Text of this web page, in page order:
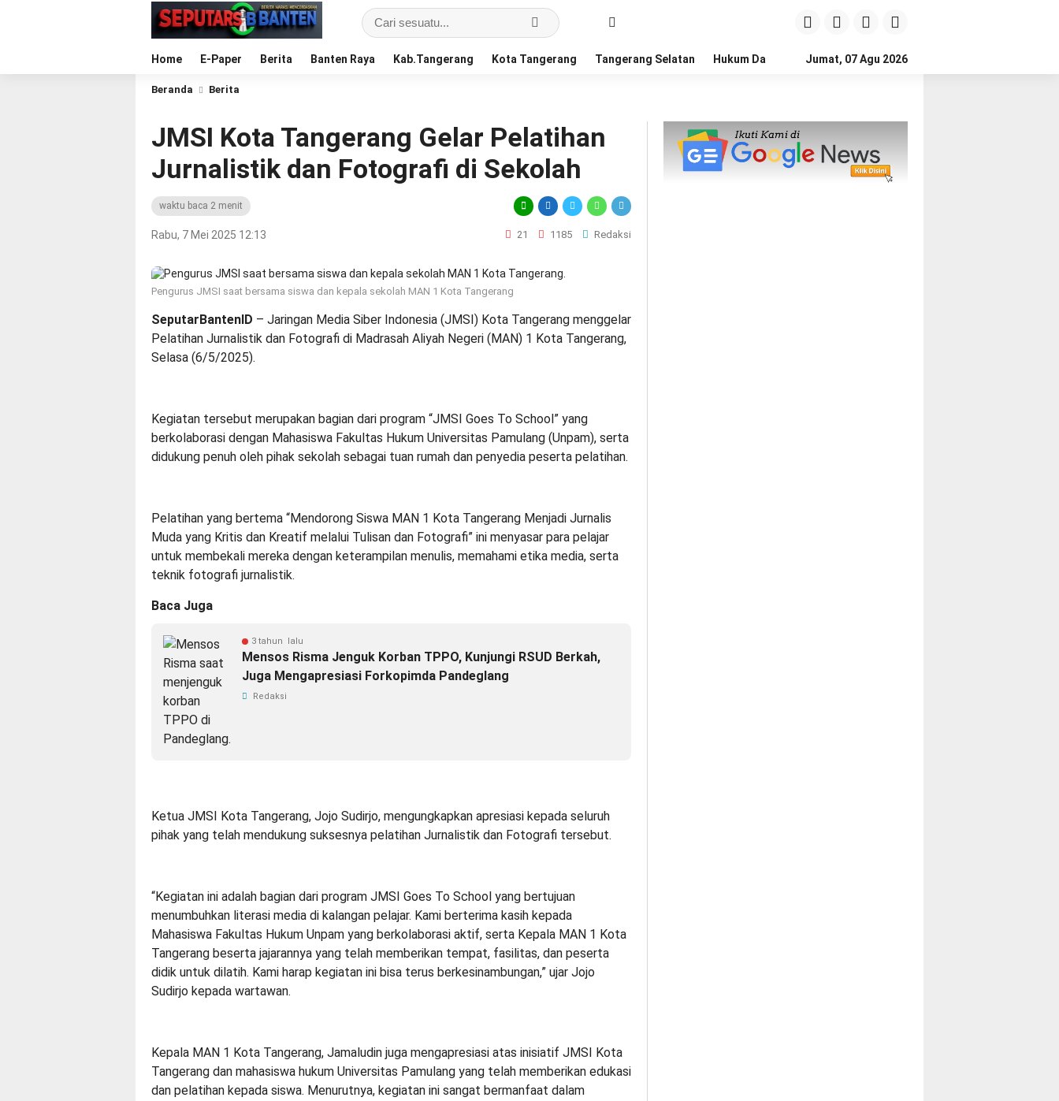
Home E-Paper Berita Banten Raya Kab.Tangerang Kota Tangerang Tangerang Selatan Hukum Dan Kriminal Politik Pendidikan
Jumat, 07 Agu 2026
Beranda Berita
JMSI Kota Tangerang Gelar Pelatihan
Jurnalistik dan Fotografi di Sekolah
waktu baca 2 menit
Rabu, 7 Mei 2025 12:13 21 1185 Redaksi
Pengurus JMSI saat bersama siswa dan kepala sekolah MAN 1 Kota Tangerang
SeputarBantenID – Jaringan Media Siber Indonesia (JMSI) Kota Tangerang menggelar
Pelatihan Jurnalistik dan Fotografi di Madrasah Aliyah Negeri (MAN) 1 Kota Tangerang,
Selasa (6/5/2025).
Kegiatan tersebut merupakan bagian dari program “JMSI Goes To School” yang
berkolaborasi dengan Mahasiswa Fakultas Hukum Universitas Pamulang (Unpam), serta
didukung penuh oleh pihak sekolah sebagai tuan rumah dan penyedia peserta pelatihan.
Pelatihan yang bertema “Mendorong Siswa MAN 1 Kota Tangerang Menjadi Jurnalis
Muda yang Kritis dan Kreatif melalui Tulisan dan Fotografi” ini menyasar para pelajar
untuk membekali mereka dengan keterampilan menulis, memahami etika media, serta
teknik fotografi jurnalistik.
Baca Juga
3 tahun lalu
Mensos Risma Jenguk Korban TPPO, Kunjungi RSUD Berkah,
Juga Mengapresiasi Forkopimda Pandeglang
Redaksi
Ketua JMSI Kota Tangerang, Jojo Sudirjo, mengungkapkan apresiasi kepada seluruh
pihak yang telah mendukung suksesnya pelatihan Jurnalistik dan Fotografi tersebut.
“Kegiatan ini adalah bagian dari program JMSI Goes To School yang bertujuan
menumbuhkan literasi media di kalangan pelajar. Kami berterima kasih kepada
Mahasiswa Fakultas Hukum Unpam yang berkolaborasi aktif, serta Kepala MAN 1 Kota
Tangerang beserta jajarannya yang telah memberikan tempat, fasilitas, dan peserta
didik untuk dilatih. Kami harap kegiatan ini bisa terus berkesinambungan,” ujar Jojo
Sudirjo kepada wartawan.
Kepala MAN 1 Kota Tangerang, Jamaludin juga mengapresiasi atas inisiatif JMSI Kota
Tangerang dan mahasiswa hukum Universitas Pamulang yang telah memberikan edukasi
dan pelatihan kepada siswa. Menurutnya, kegiatan ini sangat bermanfaat dalam